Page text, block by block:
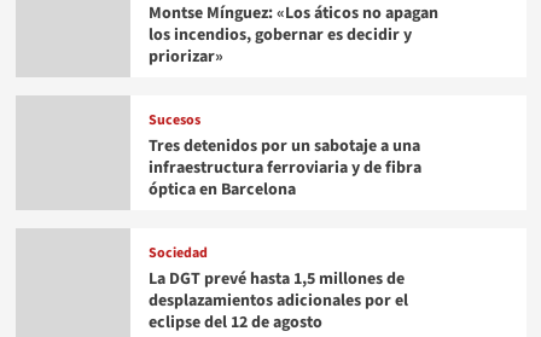
Montse Mínguez: «Los áticos no apagan
los incendios, gobernar es decidir y
priorizar»
Sucesos
Tres detenidos por un sabotaje a una
infraestructura ferroviaria y de fibra
óptica en Barcelona
Sociedad
La DGT prevé hasta 1,5 millones de
desplazamientos adicionales por el
eclipse del 12 de agosto